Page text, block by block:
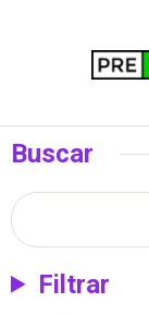
Buscar
Filtrar